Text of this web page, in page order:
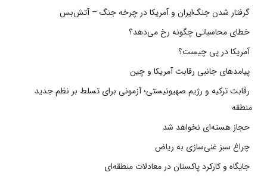
گرفتار شدن جنگ‌ایران و آمریکا در چرخه جنگ – آتش‌بس
خطای محاسباتی چگونه رخ می‌دهد؟
آمریکا در پی چیست؟
پیامدهای جانبی رقابت آمریکا و چین
رقابت ترکیه و رژیم صهیونیستی؛ آزمونی برای تسلط بر نظم جدید
منطقه
حجاز هسته‌ای نخواهد شد
چراغ سبز غنی‌سازی به ریاض
جایگاه و کارکرد پاکستان در معادلات منطقه‌ای